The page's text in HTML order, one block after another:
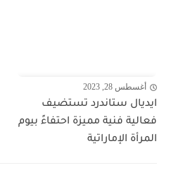
أغسطس 28, 2023
ايديال ستاندرد تستضيف
فعالية فنية مميزة احتفاءً بيوم
المرأة الإماراتية